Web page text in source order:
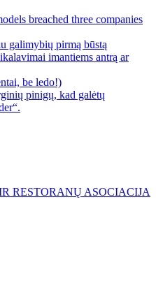
breached three companies
galimybių pirmą būstą
imantiems antrą ar
be ledo!)
pinigų, kad galėtų
RESTORANŲ ASOCIACIJA